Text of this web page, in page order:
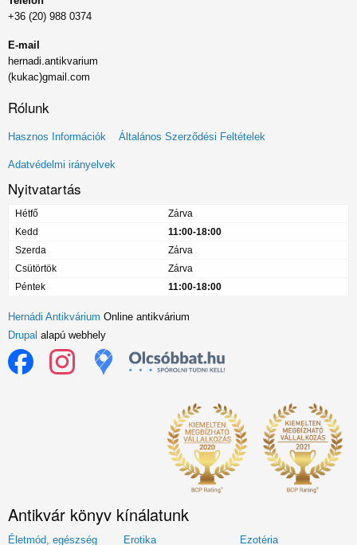
+36 (20) 988 0374
E-mail
hernadi.antikvarium
(kukac)gmail.com
Rólunk
Lábléc
menü
Hasznos Információk Általános Szerződési Feltételek
Adatvédelmi irányelvek
Nyitvatartás
Hétfő
Zárva
Kedd
11:00-18:00
Szerda
Zárva
Csütörtök
Zárva
Péntek
11:00-18:00
Hernádi Antikvárium Online antikvárium
Drupal alapú webhely
Antikvár könyv kínálatunk
Életmód, egészség Erotika Ezotéria